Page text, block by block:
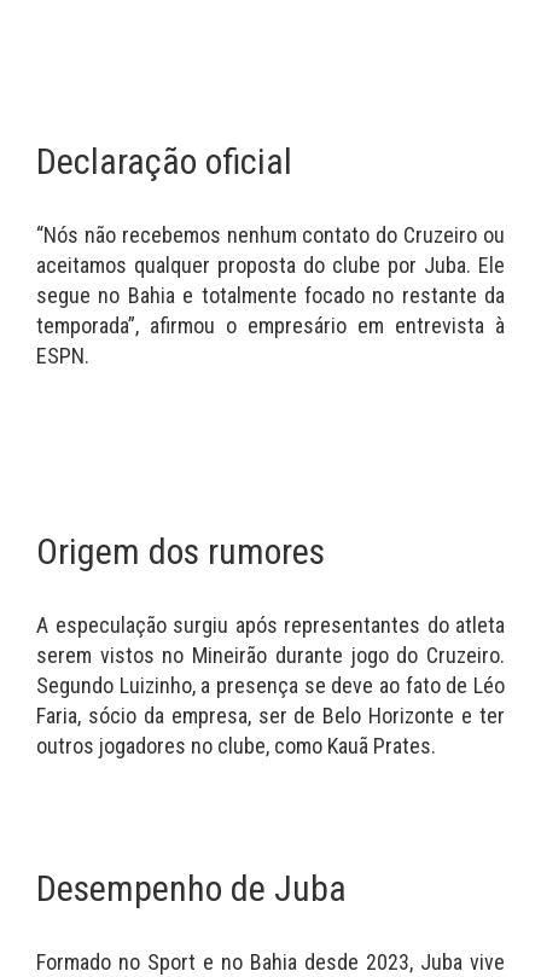
Declaração oficial
“Nós não recebemos nenhum contato do Cruzeiro ou
aceitamos qualquer proposta do clube por Juba. Ele
segue no Bahia e totalmente focado no restante da
temporada”, afirmou o empresário em entrevista à
ESPN.
Origem dos rumores
A especulação surgiu após representantes do atleta
serem vistos no Mineirão durante jogo do Cruzeiro.
Segundo Luizinho, a presença se deve ao fato de Léo
Faria, sócio da empresa, ser de Belo Horizonte e ter
outros jogadores no clube, como Kauã Prates.
Desempenho de Juba
Formado no Sport e no Bahia desde 2023, Juba vive